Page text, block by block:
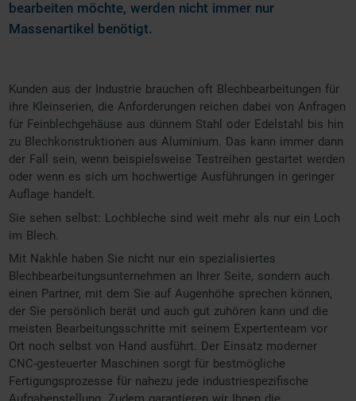
bearbeiten möchte, werden nicht immer nur
Massenartikel benötigt.
Kunden aus der Industrie brauchen oft Blechbearbeitungen für
ihre Kleinserien, die Anforderungen reichen dabei von Anfragen
für Feinblechgehäuse aus dünnem Stahl oder Edelstahl bis hin
zu Blechkonstruktionen aus Aluminium. Das kann immer dann
der Fall sein, wenn beispielsweise Testreihen gestartet werden
oder wenn es sich um hochwertige Ausführungen in geringer
Auflage handelt.
Sie sehen selbst: Lochbleche sind weit mehr als nur ein Loch
im Blech.
Mit Nakhle haben Sie nicht nur ein spezialisiertes
Blechbearbeitungsunternehmen an Ihrer Seite, sondern auch
einen Partner, mit dem Sie auf Augenhöhe sprechen können,
der Sie persönlich berät und auch gut zuhören kann und die
meisten Bearbeitungsschritte mit seinem Expertenteam vor
Ort noch selbst von Hand ausführt. Der Einsatz moderner
CNC-gesteuerter Maschinen sorgt für bestmögliche
Fertigungsprozesse für nahezu jede industriespezifische